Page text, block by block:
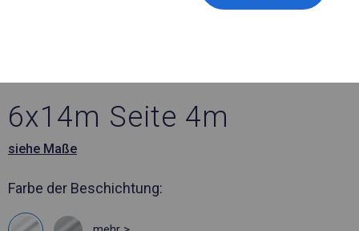
6x14m Seite 4m
siehe Maße
Farbe der Beschichtung: